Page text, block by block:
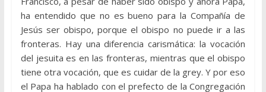
ha entendido que no es bueno para la Compañía de
Jesús ser obispo, porque el obispo no puede ir a las
fronteras. Hay una diferencia carismática: la vocación
del jesuita es en las fronteras, mientras que el obispo
tiene otra vocación, que es cuidar de la grey. Y por eso
el Papa ha hablado con el prefecto de la Congregación